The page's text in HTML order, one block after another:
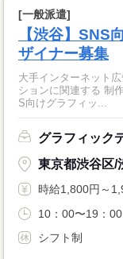
[一般派遣]
【渋谷】SNS
ザイナー募集
大手インターネット
ションに関連する 制作業務を
S向けグラフィッ...
グラフィック
東京都渋谷区/
時給1,800円～
10：00〜19：
シフト制